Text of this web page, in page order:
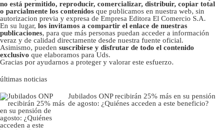
no está permitido, reproducir, comercializar, distribuir, copiar total
o parcialmente los contenidos que publicamos en nuestra web, sin
autorizacion previa y expresa de Empresa Editora El Comercio S.A.
En su lugar, los invitamos a compartir el enlace de nuestras
publicaciones, para que más personas puedan acceder a información
veraz y de calidad directamente desde nuestra fuente oficial.
Asimismo, pueden suscribirse y disfrutar de todo el contenido
exclusivo que elaboramos para Uds.
Gracias por ayudarnos a proteger y valorar este esfuerzo.
últimas noticias
Jubilados ONP recibirán 25% más en su pensión
de agosto: ¿Quiénes acceden a este beneficio?